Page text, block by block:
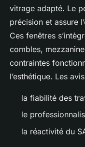
vitrage adapté. Le
précision et assure
Ces fenêtres
combles,
contraintes
l’esthétique. Les
la fiabilité des
le
la réactivité du